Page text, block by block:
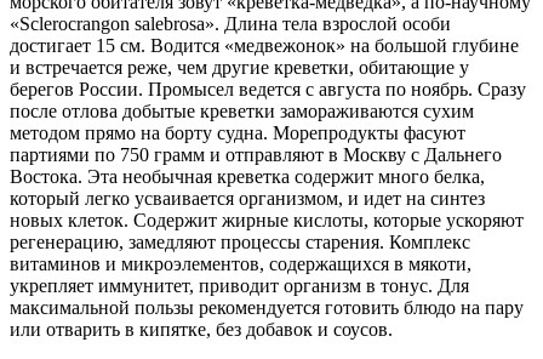
«Sclerocrangon salebrosa». Длина тела взрослой особи
достигает 15 см. Водится «медвежонок» на большой глубине
и встречается реже, чем другие креветки, обитающие у
берегов России. Промысел ведется с августа по ноябрь. Сразу
после отлова добытые креветки замораживаются сухим
методом прямо на борту судна. Морепродукты фасуют
партиями по 750 грамм и отправляют в Москву с Дальнего
Востока. Эта необычная креветка содержит много белка,
который легко усваивается организмом, и идет на синтез
новых клеток. Содержит жирные кислоты, которые ускоряют
регенерацию, замедляют процессы старения. Комплекс
витаминов и микроэлементов, содержащихся в мякоти,
укрепляет иммунитет, приводит организм в тонус. Для
максимальной пользы рекомендуется готовить блюдо на пару
или отварить в кипятке, без добавок и соусов.